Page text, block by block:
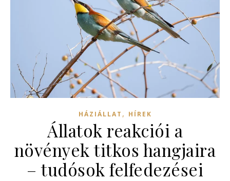
HÁZIÁLLAT , HÍREK
Állatok reakciói a
növények titkos hangjaira
– tudósok felfedezései